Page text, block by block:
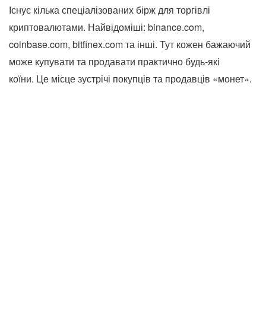
Існує кілька спеціалізованих бірж для торгівлі
криптовалютами. Найвідоміші: binance.com,
coinbase.com, bitfinex.com та інші. Тут кожен бажаючий
може купувати та продавати практично будь-які
коїни. Це місце зустрічі покупців та продавців «монет».